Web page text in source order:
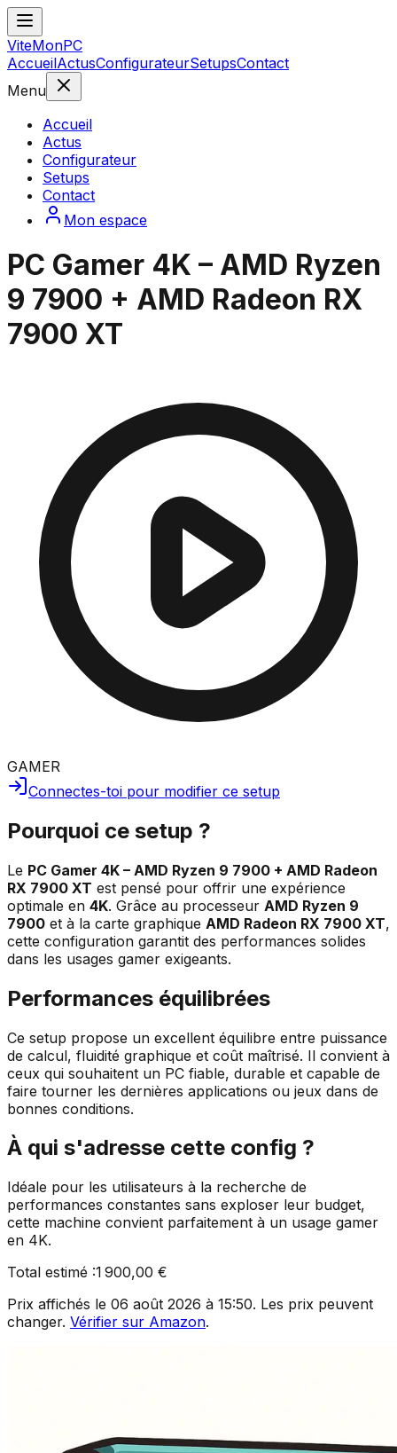
ViteMonPC
AccueilActusConfigurateurSetupsContact
Menu
Accueil
Actus
Configurateur
Setups
Contact
Mon espace
PC Gamer 4K – AMD Ryzen
9 7900 + AMD Radeon RX
7900 XT
GAMER
Connectes-toi pour modifier ce setup
Pourquoi ce setup ?
Le PC Gamer 4K – AMD Ryzen 9 7900 + AMD Radeon
RX 7900 XT est pensé pour offrir une expérience
optimale en 4K. Grâce au processeur AMD Ryzen 9
7900 et à la carte graphique AMD Radeon RX 7900 XT,
cette configuration garantit des performances solides
dans les usages gamer exigeants.
Performances équilibrées
Ce setup propose un excellent équilibre entre puissance
de calcul, fluidité graphique et coût maîtrisé. Il convient à
ceux qui souhaitent un PC fiable, durable et capable de
faire tourner les dernières applications ou jeux dans de
bonnes conditions.
À qui s'adresse cette config ?
Idéale pour les utilisateurs à la recherche de
performances constantes sans exploser leur budget,
cette machine convient parfaitement à un usage gamer
en 4K.
Total estimé :1 900,00 €
Prix affichés le 06 août 2026 à 15:50. Les prix peuvent
changer. Vérifier sur Amazon.